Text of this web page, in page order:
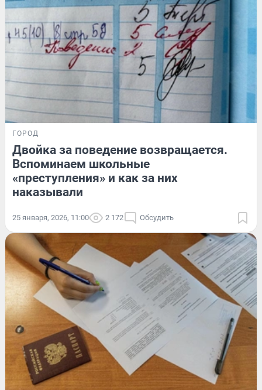
ГОРОД
Двойка за поведение возвращается.
Вспоминаем школьные
«преступления» и как за них
наказывали
25 января, 2026, 11:00 2 172 Обсудить